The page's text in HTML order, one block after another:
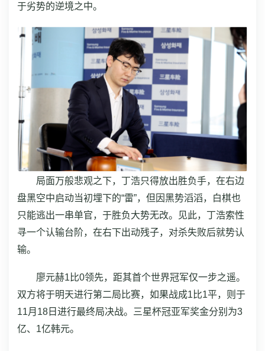
于劣势的逆境之中。
局面万般悲观之下，丁浩只得放出胜负手，在右边
盘黑空中启动当初埋下的“雷”，但因黑势滔滔，白棋也
只能逃出一串单官，于胜负大势无改。见此，丁浩索性
寻一个认输台阶，在右下出动残子，对杀失败后就势认
输。
廖元赫1比0领先，距其首个世界冠军仅一步之遥。
双方将于明天进行第二局比赛，如果战成1比1平，则于
11月18日进行最终局决战。三星杯冠亚军奖金分别为3
亿、1亿韩元。